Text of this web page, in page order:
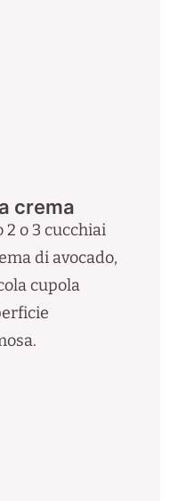
crema
o 3 cucchiai
di avocado,
cupola